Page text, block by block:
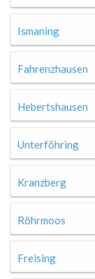
Ismaning
Fahrenzhausen
Hebertshausen
Unterföhring
Kranzberg
Röhrmoos
Freising